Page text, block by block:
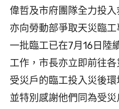
偉哲及市府團隊全力投
亦向勞動部爭取天災臨
一批臨工已在7月16日陸
工作，市長亦立即前往
受災戶的臨工投入災後環
並特別感謝他們同為受